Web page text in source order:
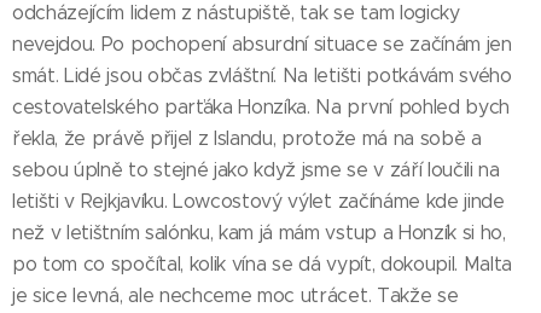
odcházejícím lidem z nástupiště, tak se tam logicky
nevejdou. Po pochopení absurdní situace se začínám jen
smát. Lidé jsou občas zvláštní. Na letišti potkávám svého
cestovatelského parťáka Honzíka. Na první pohled bych
řekla, že právě přijel z Islandu, protože má na sobě a
sebou úplně to stejné jako když jsme se v září loučili na
letišti v Rejkjavíku. Lowcostový výlet začínáme kde jinde
než v letištním salónku, kam já mám vstup a Honzík si ho,
po tom co spočítal, kolik vína se dá vypít, dokoupil. Malta
je sice levná, ale nechceme moc utrácet. Takže se